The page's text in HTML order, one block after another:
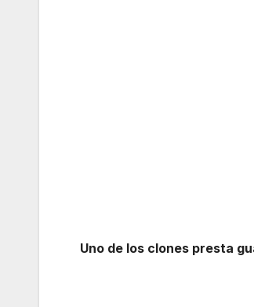
Uno de los clones presta